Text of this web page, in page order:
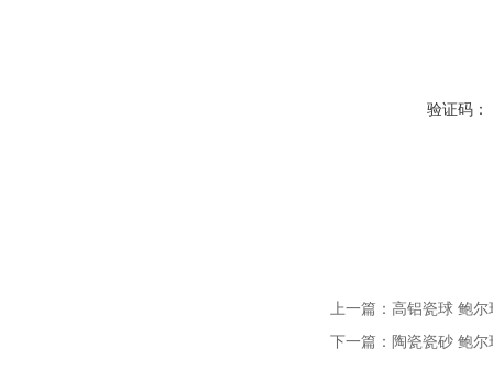
验证码：
上一篇： 高铝瓷球 鲍尔
下一篇： 陶瓷瓷砂 鲍尔